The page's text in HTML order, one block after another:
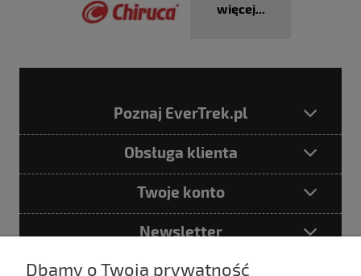
więcej...
Poznaj EverTrek.pl
Obsługa klienta
Twoje konto
Newsletter
Dbamy o Twoją prywatność